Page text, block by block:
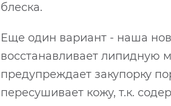
блеска.
Еще один вариант - наша
восстанавливает липидную
предупреждает закупорку
пересушивает кожу, т.к.